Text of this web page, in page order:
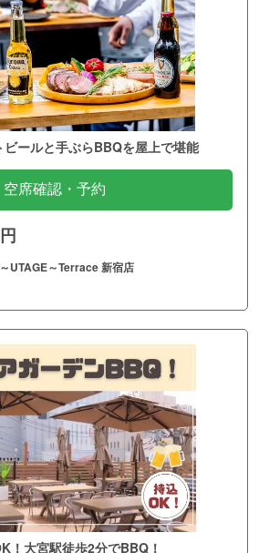
ールと手ぶらBBQを屋上で堪能
空席確認・予約
UTAGE～Terrace 新宿店
！大宮駅徒歩2分でBBQ！